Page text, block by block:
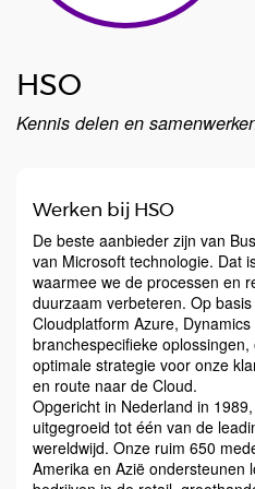
HSO
Kennis delen en
Werken bij HSO
De beste aanbieder zijn van
van Microsoft technologie. Dat
waarmee we de processen en
duurzaam verbeteren. Op
Cloudplatform Azure,
branchespecifieke
optimale strategie voor onze
en route naar de Cloud.
Opgericht in Nederland in
uitgegroeid tot één van de
wereldwijd. Onze ruim 650
Amerika en Azië ondersteunen